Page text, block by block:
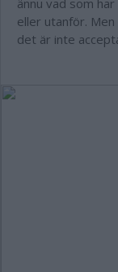
ännu vad som
eller utanför.
det är inte